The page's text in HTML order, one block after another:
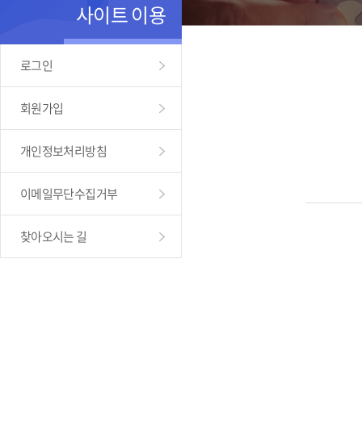
사이트 이용
로그인
회원가입
개인정보처리방침
이메일무단수집거부
찾아오시는 길